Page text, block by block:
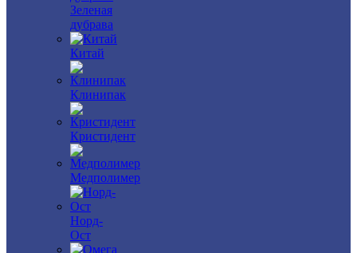
Зеленая
дубрава
Китай
Клинипак
Кристидент
Медполимер
Норд-
Ост